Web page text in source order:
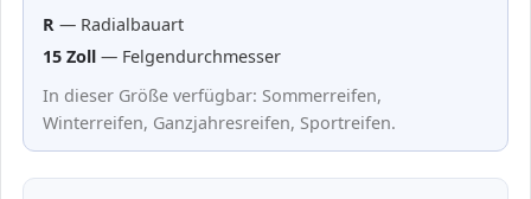
R — Radialbauart
15 Zoll — Felgendurchmesser
In dieser Größe verfügbar: Sommerreifen,
Winterreifen, Ganzjahresreifen, Sportreifen.